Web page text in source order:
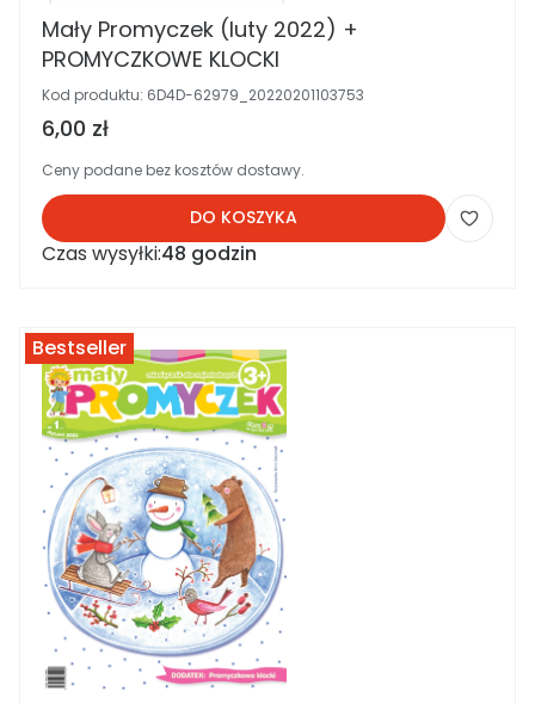
Mały Promyczek (luty 2022) +
PROMYCZKOWE KLOCKI
Kod produktu: 6D4D-62979_20220201103753
Cena brutto
6,00 zł
Ceny podane bez kosztów dostawy.
DO KOSZYKA
Czas wysyłki:48 godzin
Bestseller